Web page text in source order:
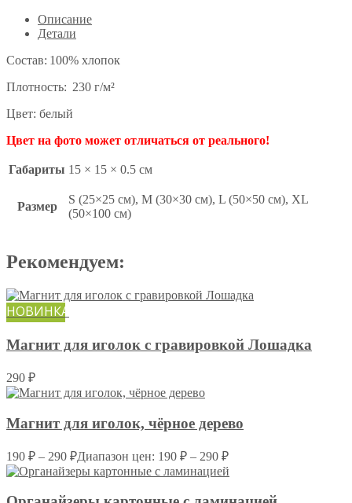
Описание
Детали
Состав: 100% хлопок
Плотность: 230 г/м²
Цвет: белый
Цвет на фото может отличаться от реального!
Габариты 15 × 15 × 0.5 см
Размер
S (25×25 см), M (30×30 см), L (50×50 см), XL
(50×100 см)
Рекомендуем:
НОВИНКА
Магнит для иголок с гравировкой Лошадка
290 ₽
Магнит для иголок, чёрное дерево
190 ₽ – 290 ₽Диапазон цен: 190 ₽ – 290 ₽